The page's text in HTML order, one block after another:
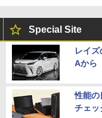
Special Site
レイ
Aから
性能の
チェッ